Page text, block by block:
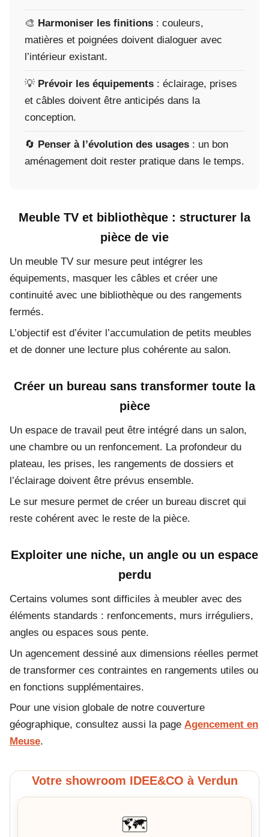
🎨 Harmoniser les finitions : couleurs,
matières et poignées doivent dialoguer avec
l’intérieur existant.
💡 Prévoir les équipements : éclairage, prises
et câbles doivent être anticipés dans la
conception.
🔄 Penser à l’évolution des usages : un bon
aménagement doit rester pratique dans le temps.
Meuble TV et bibliothèque : structurer la
pièce de vie
Un meuble TV sur mesure peut intégrer les
équipements, masquer les câbles et créer une
continuité avec une bibliothèque ou des rangements
fermés.
L’objectif est d’éviter l’accumulation de petits meubles
et de donner une lecture plus cohérente au salon.
Créer un bureau sans transformer toute la
pièce
Un espace de travail peut être intégré dans un salon,
une chambre ou un renfoncement. La profondeur du
plateau, les prises, les rangements de dossiers et
l’éclairage doivent être prévus ensemble.
Le sur mesure permet de créer un bureau discret qui
reste cohérent avec le reste de la pièce.
Exploiter une niche, un angle ou un espace
perdu
Certains volumes sont difficiles à meubler avec des
éléments standards : renfoncements, murs irréguliers,
angles ou espaces sous pente.
Un agencement dessiné aux dimensions réelles permet
de transformer ces contraintes en rangements utiles ou
en fonctions supplémentaires.
Pour une vision globale de notre couverture
géographique, consultez aussi la page Agencement en
Meuse.
Votre showroom IDEE&CO à Verdun
🗺️